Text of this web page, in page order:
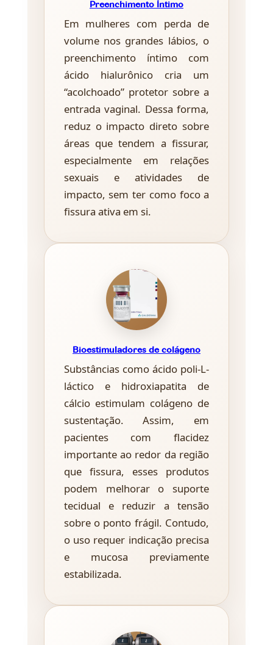
Preenchimento Íntimo
Em mulheres com perda de
volume nos grandes lábios, o
preenchimento íntimo com
ácido hialurônico cria um
“acolchoado” protetor sobre a
entrada vaginal. Dessa forma,
reduz o impacto direto sobre
áreas que tendem a fissurar,
especialmente em relações
sexuais e atividades de
impacto, sem ter como foco a
fissura ativa em si.
Bioestimuladores de colágeno
Substâncias como ácido poli-L-
láctico e hidroxiapatita de
cálcio estimulam colágeno de
sustentação. Assim, em
pacientes com flacidez
importante ao redor da região
que fissura, esses produtos
podem melhorar o suporte
tecidual e reduzir a tensão
sobre o ponto frágil. Contudo,
o uso requer indicação precisa
e mucosa previamente
estabilizada.